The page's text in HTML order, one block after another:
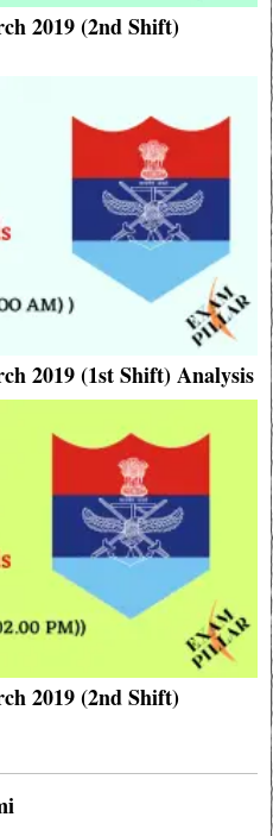
2019 (2nd Shift)
2019 (1st Shift) Analysis
2019 (2nd Shift)